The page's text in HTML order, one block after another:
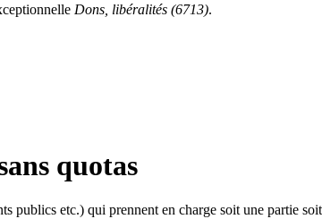
Dons, libéralités (6713).
quotas
publics etc.) qui prennent en charge soit une partie